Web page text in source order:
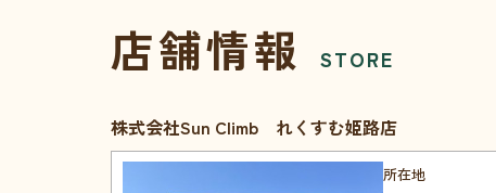
店舗情報 STORE
株式会社Sun Climb れくすむ姫路店
所在地